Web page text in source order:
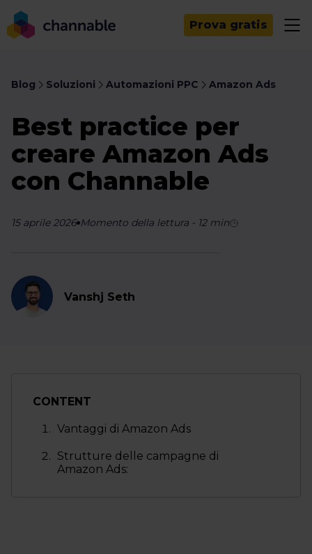
Prova gratis
Blog Soluzioni Automazioni PPC Amazon Ads
Best practice per
creare Amazon Ads
con Channable
15 aprile 2026 Momento della lettura - 12min
Vanshj Seth
CONTENT
Vantaggi di Amazon Ads
Strutture delle campagne di
Amazon Ads: